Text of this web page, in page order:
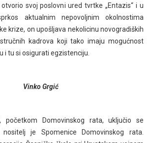
svoj poslovni ured tvrtke „Entazis“ i u
aktualnim nepovoljnim okolnostima
krize, on upošljava nekolicinu novogradiških
kadrova koji tako imaju mogućnost
i tu si osigurati egzistenciju.
Vinko Grgić
Domovinskog rata, uključio se
je Spomenice Domovinskog rata.